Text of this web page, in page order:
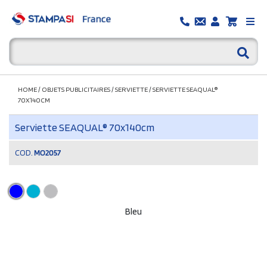
HOME/ OBJETS PUBLICITAIRES/SERVIETTE/SERVIETTE SEAQUAL®
70X140CM
Serviette SEAQUAL® 70x140cm
COD. MO2057
Bleu